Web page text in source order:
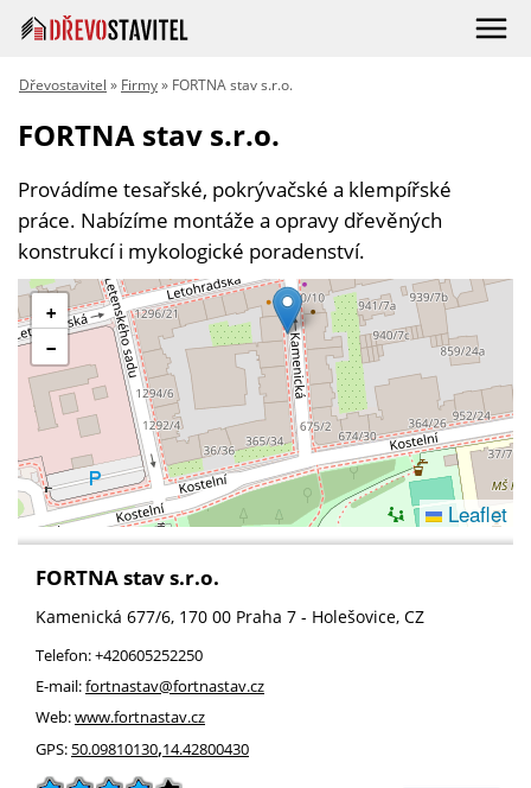
Dřevostavitel » Firmy» FORTNA stav s.r.o.
FORTNA stav s.r.o.
Provádíme tesařské, pokrývačské a klempířské
práce. Nabízíme montáže a opravy dřevěných
konstrukcí i mykologické poradenství.
+
−
Leaflet
FORTNA stav s.r.o.
Kamenická 677/6, 170 00 Praha 7 - Holešovice, CZ
Telefon:+420605252250
E-mail:fortnastav@fortnastav.cz
Web:www.fortnastav.cz
GPS: 50.09810130,14.42800430